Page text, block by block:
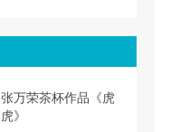
张万荣茶杯作品《虎
虎》